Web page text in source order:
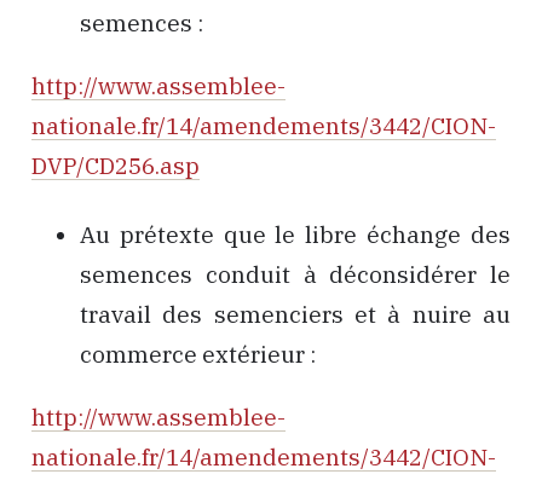
semences :
http://www.assemblee-
nationale.fr/14/amendements/3442/CION-
DVP/CD256.asp
Au prétexte que le libre échange des
semences conduit à déconsidérer le
travail des semenciers et à nuire au
commerce extérieur :
http://www.assemblee-
nationale.fr/14/amendements/3442/CION-